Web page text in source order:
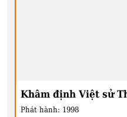
Khâm định Việt sử
Phát hành: 1998